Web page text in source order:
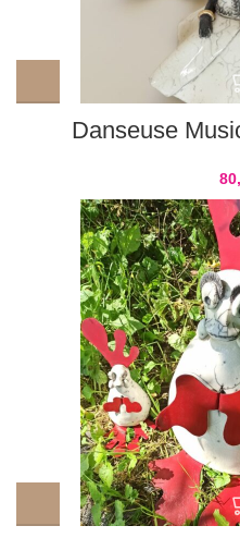
Danseuse